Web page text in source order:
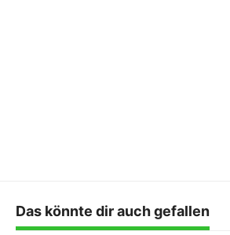
Das könnte dir auch gefallen